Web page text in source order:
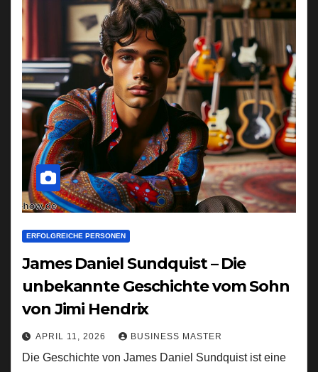
ERFOLGREICHE PERSONEN
James Daniel Sundquist – Die
unbekannte Geschichte vom Sohn
von Jimi Hendrix
APRIL 11, 2026 BUSINESS MASTER
Die Geschichte von James Daniel Sundquist ist eine